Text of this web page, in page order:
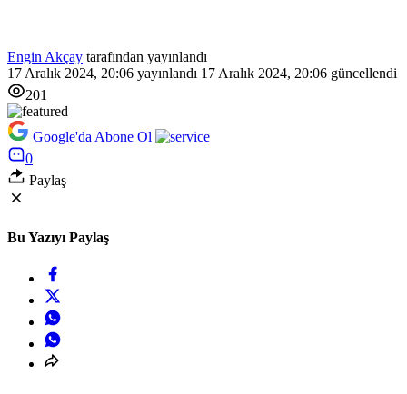
Engin Akçay tarafından yayınlandı
17 Aralık 2024, 20:06 yayınlandı 17 Aralık 2024, 20:06 güncellendi
201
Google'da Abone Ol
0
Paylaş
Bu Yazıyı Paylaş